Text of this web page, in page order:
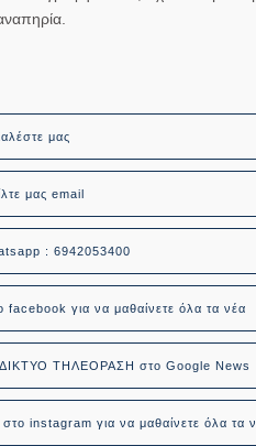
μας
μας email
: 6942053400
facebook για να μαθαίνετε όλα τα νέα
ΔΙΚΤΥΟ ΤΗΛΕΟΡΑΣΗ στο Google News
instagram για να μαθαίνετε όλα τα